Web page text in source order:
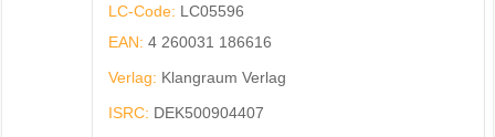
LC-Code: LC05596
EAN: 4 260031 186616
Verlag: Klangraum Verlag
ISRC: DEK500904407